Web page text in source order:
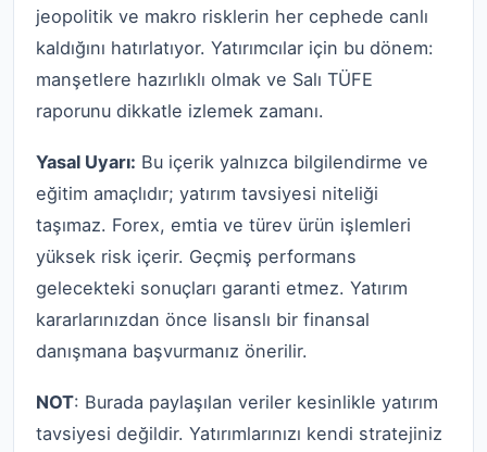
jeopolitik ve makro risklerin her cephede canlı
kaldığını hatırlatıyor. Yatırımcılar için bu dönem:
manşetlere hazırlıklı olmak ve Salı TÜFE
raporunu dikkatle izlemek zamanı.
Yasal Uyarı: Bu içerik yalnızca bilgilendirme ve
eğitim amaçlıdır; yatırım tavsiyesi niteliği
taşımaz. Forex, emtia ve türev ürün işlemleri
yüksek risk içerir. Geçmiş performans
gelecekteki sonuçları garanti etmez. Yatırım
kararlarınızdan önce lisanslı bir finansal
danışmana başvurmanız önerilir.
NOT: Burada paylaşılan veriler kesinlikle yatırım
tavsiyesi değildir. Yatırımlarınızı kendi stratejiniz